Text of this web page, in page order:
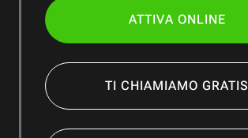
ATTIVA ONLINE
TI CHIAMIAMO GRATIS